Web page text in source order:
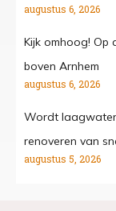
augustus 6, 2026
Kijk omhoog! Op
boven Arnhem
augustus 6, 2026
Wordt
renoveren van
augustus 5, 2026